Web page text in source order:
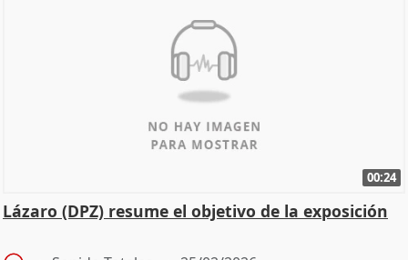
00:24
Lázaro (DPZ) resume el objetivo de la exposición